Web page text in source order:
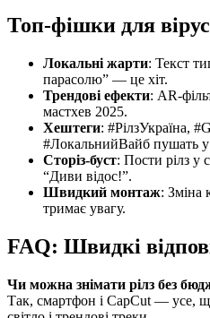
Топ-фішки для
Локальні жарти: Текст
парасолю” — це хіт.
Трендові ефекти: AR-
мастхев 2025.
Хештеги: #РілзУкраїна,
#ЛокальнийВайб пушать у
Сторіз-буст: Пости рілз у
“Диви відос!”.
Швидкий монтаж: Зміна
тримає увагу.
FAQ: Швидкі
Чи можна знімати рілз без
Так, смартфон і CapCut — усе,